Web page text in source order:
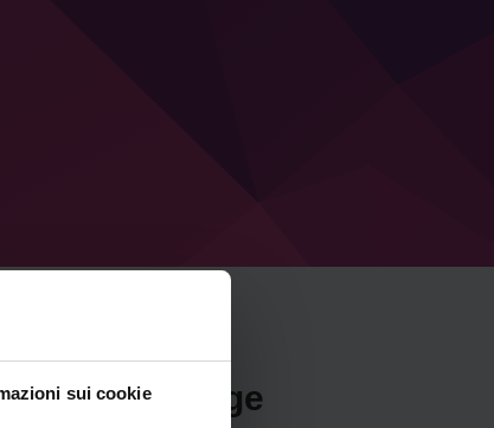
sui cookie
Forge